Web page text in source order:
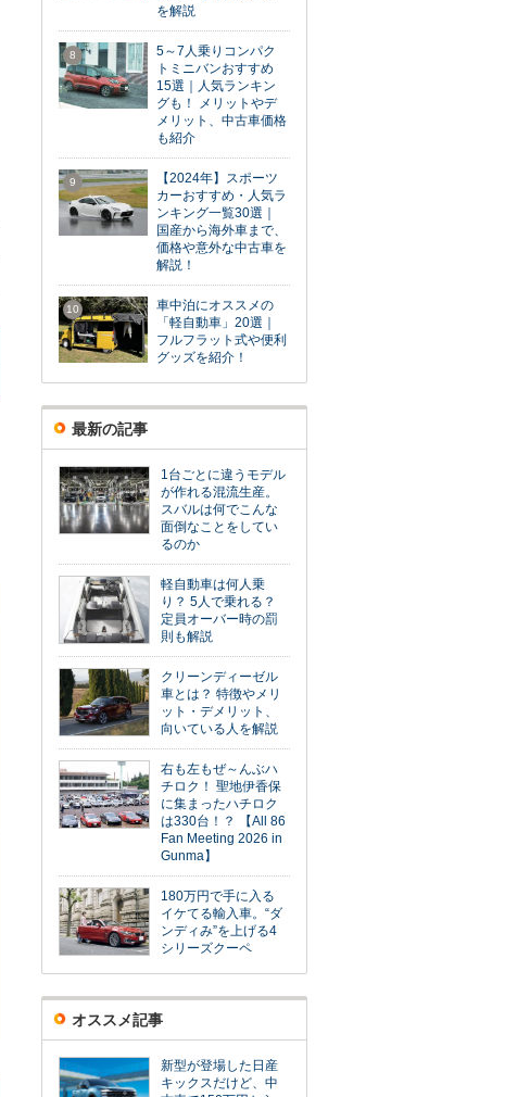
を解説
8
5～7人乗りコンパク
トミニバンおすすめ
15選｜人気ランキン
グも！ メリットやデ
メリット、中古車価格
も紹介
9
【2024年】スポーツ
カーおすすめ・人気ラ
ンキング一覧30選｜
国産から海外車まで、
価格や意外な中古車を
解説！
10
車中泊にオススメの
「軽自動車」20選｜
フルフラット式や便利
グッズを紹介！
最新の記事
1台ごとに違うモデル
が作れる混流生産。
スバルは何でこんな
面倒なことをしてい
るのか
軽自動車は何人乗
り？ 5人で乗れる？
定員オーバー時の罰
則も解説
クリーンディーゼル
車とは？ 特徴やメリ
ット・デメリット、
向いている人を解説
右も左もぜ～んぶハ
チロク！ 聖地伊香保
に集まったハチロク
は330台！？ 【All 86
Fan Meeting 2026 in
Gunma】
180万円で手に入る
イケてる輸入車。“ダ
ンディみ”を上げる4
シリーズクーペ
オススメ記事
新型が登場した日産
キックスだけど、中